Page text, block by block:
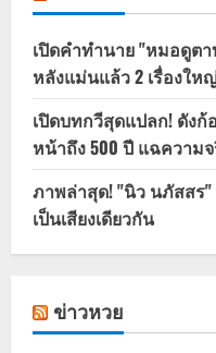
เปิดคำทำนาย "หมอดูต
หลังแม่นแล้ว 2 เรื่องให
เปิดบทกวีสุดแปลก! ดัง
หน้าถึง 500 ปี แฉความจ
ภาพล่าสุด! "นิว นภัสสร
เป็นเสียงเดียวกัน
ข่าวหวย